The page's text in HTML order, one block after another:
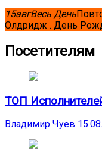
15авгВесь День
Олдридж . День
Посетителям
ТОП
Владимир Чуев